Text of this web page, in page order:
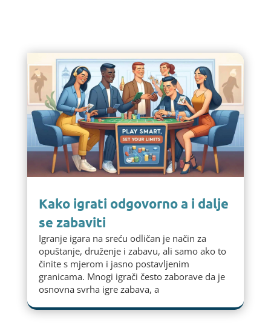
Kako igrati odgovorno a i dalje
se zabaviti
Igranje igara na sreću odličan je način za
opuštanje, druženje i zabavu, ali samo ako to
činite s mjerom i jasno postavljenim
granicama. Mnogi igrači često zaborave da je
osnovna svrha igre zabava, a